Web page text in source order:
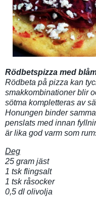
Rödbetspizza med
Rödbeta på pizza kan
smakkombinationer blir
sötma kompletteras av
Honungen binder
penslats med innan
är lika god varm som
Deg
25 gram jäst
1 tsk flingsalt
1 tsk råsocker
0,5 dl olivolja